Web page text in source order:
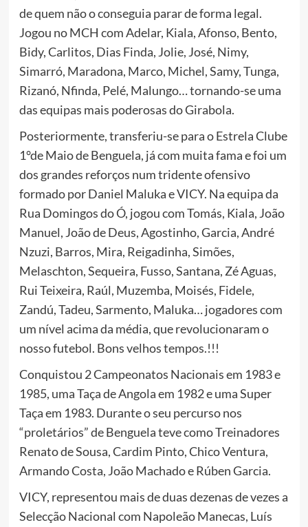
de quem não o conseguia parar de forma legal.
Jogou no MCH com Adelar, Kiala, Afonso, Bento,
Bidy, Carlitos, Dias Finda, Jolie, José, Nimy,
Simarró, Maradona, Marco, Michel, Samy, Tunga,
Rizanó, Nfinda, Pelé, Malungo… tornando-se uma
das equipas mais poderosas do Girabola.
Posteriormente, transferiu-se para o Estrela Clube
1°de Maio de Benguela, já com muita fama e foi um
dos grandes reforços num tridente ofensivo
formado por Daniel Maluka e VICY. Na equipa da
Rua Domingos do Ó, jogou com Tomás, Kiala, João
Manuel, João de Deus, Agostinho, Garcia, André
Nzuzi, Barros, Mira, Reigadinha, Simões,
Melaschton, Sequeira, Fusso, Santana, Zé Aguas,
Rui Teixeira, Raúl, Muzemba, Moisés, Fidele,
Zandú, Tadeu, Sarmento, Maluka… jogadores com
um nível acima da média, que revolucionaram o
nosso futebol. Bons velhos tempos.!!!
Conquistou 2 Campeonatos Nacionais em 1983 e
1985, uma Taça de Angola em 1982 e uma Super
Taça em 1983. Durante o seu percurso nos
“proletários” de Benguela teve como Treinadores
Renato de Sousa, Cardim Pinto, Chico Ventura,
Armando Costa, João Machado e Rúben Garcia.
VICY, representou mais de duas dezenas de vezes a
Selecção Nacional com Napoleão Manecas, Luís